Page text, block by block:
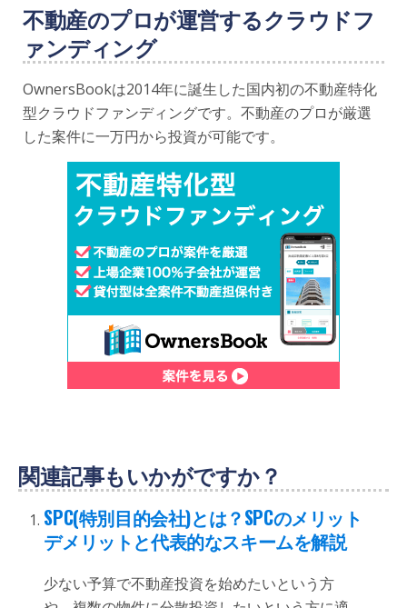
不動産のプロが運営するクラウドフ
ァンディング
OwnersBookは2014年に誕生した国内初の不動産特化
型クラウドファンディングです。不動産のプロが厳選
した案件に一万円から投資が可能です。
関連記事もいかがですか？
SPC(特別目的会社)とは？SPCのメリット
デメリットと代表的なスキームを解説
少ない予算で不動産投資を始めたいという方